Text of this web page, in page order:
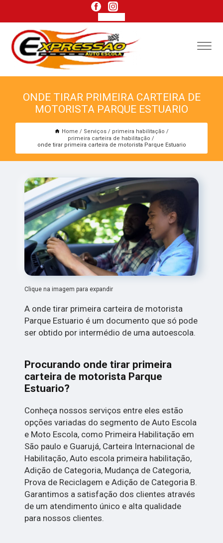
ONDE TIRAR PRIMEIRA CARTEIRA DE
MOTORISTA PARQUE ESTUARIO
Home Serviços
primeira habilitação
primeira carteira de habilitação
onde tirar primeira carteira de motorista Parque Estuario
Clique na imagem para expandir
A onde tirar primeira carteira de motorista
Parque Estuario é um documento que só pode
ser obtido por intermédio de uma autoescola.
Procurando onde tirar primeira
carteira de motorista Parque
Estuario?
Conheça nossos serviços entre eles estão
opções variadas do segmento de Auto Escola
e Moto Escola, como Primeira Habilitação em
São paulo e Guarujá, Carteira Internacional de
Habilitação, Auto escola primeira habilitação,
Adição de Categoria, Mudança de Categoria,
Prova de Reciclagem e Adição de Categoria B.
Garantimos a satisfação dos clientes através
de um atendimento único e alta qualidade
para nossos clientes.